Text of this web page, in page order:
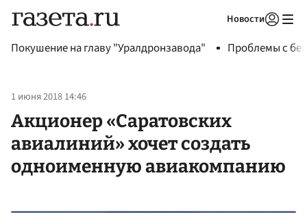
Новости
Покушение на главу "Уралдронзавода" Проблемы с
1 июня 2018 14:46
Акционер «Саратовских
авиалиний» хочет создать
одноименную авиакомпанию